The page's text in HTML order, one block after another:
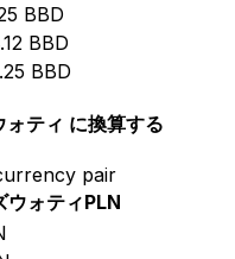
BBD
BBD
BBD
ティ に換算する
pair
ウォティPLN